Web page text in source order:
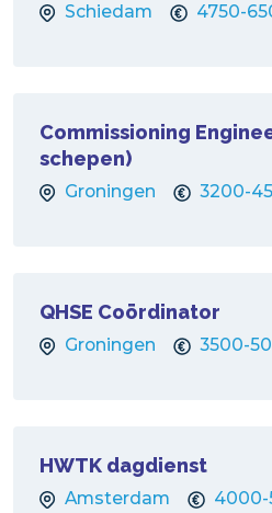
Schiedam 4750-
Commissioning
schepen)
Groningen 3200-
QHSE Coördinator
Groningen 3500-
HWTK dagdienst
Amsterdam 4000-